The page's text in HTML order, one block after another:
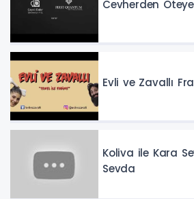
Cevherden
Evli ve Zavallı
Koliva ile Kara
Sevda